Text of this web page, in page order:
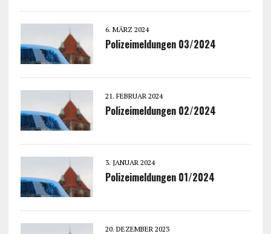
6. MÄRZ 2024
Polizeimeldungen 03/2024
21. FEBRUAR 2024
Polizeimeldungen 02/2024
3. JANUAR 2024
Polizeimeldungen 01/2024
20. DEZEMBER 2023